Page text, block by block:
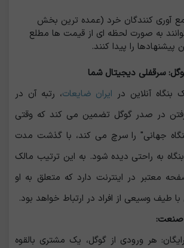
آوری ‌کنندگان خرد (عمده ‌ترین بخش
به صورت لحظه ‌ای از قیمت‌ ها مطلع
پیشنهادها را پیدا کنند.
سرقفلی دیجیتال شما
بنگاه آنلاین در ایران ضایعات، رتبه آن در
در صدر گوگل تضمین می کند که وقتی
جهانی" را سرچ می کند، با گذشت مدت
به راحتی دیده شود. به این ترتیب مالک
معتبر در اینترنت دارد که متعلق به او
طیف وسیعی از افراد در ارتباط خواهد بود.
صنعت:
هر ورودی از گوگل، یک مشتری بالقوه